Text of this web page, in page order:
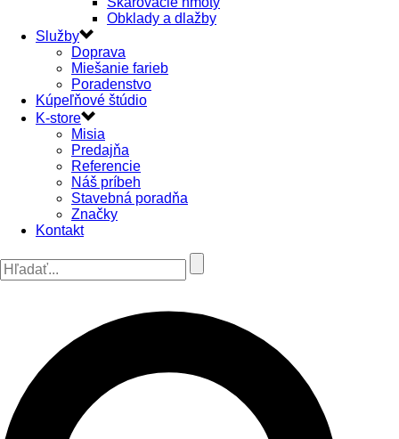
Obklady a dlažby
Služby
Doprava
Miešanie farieb
Poradenstvo
Kúpeľňové štúdio
K-store
Misia
Predajňa
Referencie
Náš príbeh
Stavebná poradňa
Značky
Kontakt